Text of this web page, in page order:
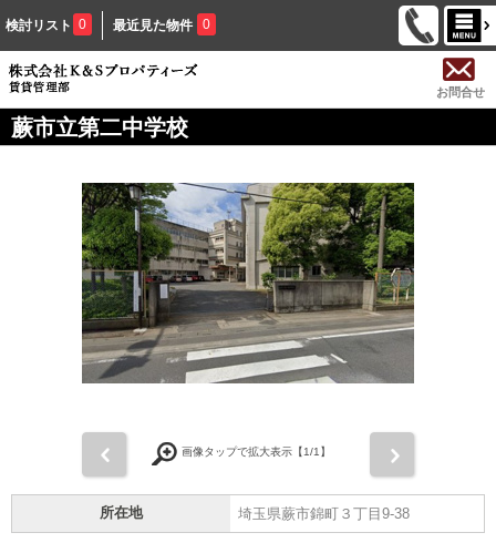
検討リスト 0 最近見た物件 0
お問合せ
蕨市立第二中学校
画像タップで拡大表示【1/1】
所在地 埼玉県蕨市錦町３丁目9-38